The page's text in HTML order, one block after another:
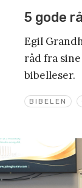
BIBELEN
5 gode
Egil
råd fra
bibelleser.